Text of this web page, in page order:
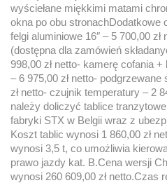
wyściełane miękkimi matami
okna po obu stronachDodatkowe
felgi aluminiowe 16″ – 5 700,00
(dostępna dla zamówień
998,00 zł netto- kamerę cofania
– 6 975,00 zł netto-
zł netto- czujnik temperatury – 2
należy doliczyć tablice
fabryki STX w Belgii wraz z
Koszt tablic wynosi 1 860,00 zł
wynosi 3,5 t, co umożliwia
prawo jazdy kat. B.Cena wersji
wynosi 260 609,00 zł netto.Czas